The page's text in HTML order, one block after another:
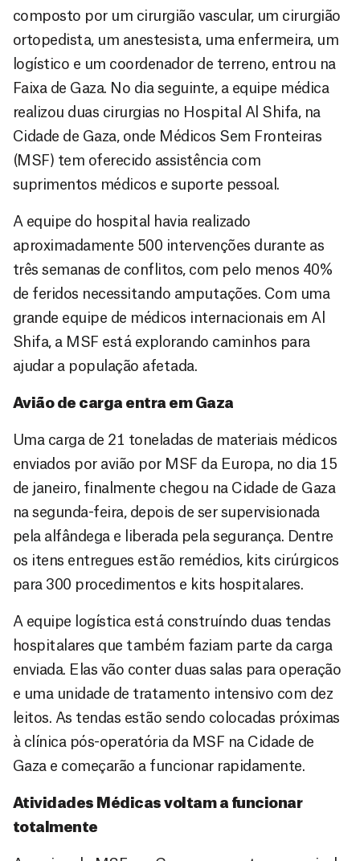
composto por um cirurgião vascular, um cirurgião
ortopedista, um anestesista, uma enfermeira, um
logístico e um coordenador de terreno, entrou na
Faixa de Gaza. No dia seguinte, a equipe médica
realizou duas cirurgias no Hospital Al Shifa, na
Cidade de Gaza, onde Médicos Sem Fronteiras
(MSF) tem oferecido assistência com
suprimentos médicos e suporte pessoal.
A equipe do hospital havia realizado
aproximadamente 500 intervenções durante as
três semanas de conflitos, com pelo menos 40%
de feridos necessitando amputações. Com uma
grande equipe de médicos internacionais em Al
Shifa, a MSF está explorando caminhos para
ajudar a população afetada.
Avião de carga entra em Gaza
Uma carga de 21 toneladas de materiais médicos
enviados por avião por MSF da Europa, no dia 15
de janeiro, finalmente chegou na Cidade de Gaza
na segunda-feira, depois de ser supervisionada
pela alfândega e liberada pela segurança. Dentre
os itens entregues estão remédios, kits cirúrgicos
para 300 procedimentos e kits hospitalares.
A equipe logística está construíndo duas tendas
hospitalares que também faziam parte da carga
enviada. Elas vão conter duas salas para operação
e uma unidade de tratamento intensivo com dez
leitos. As tendas estão sendo colocadas próximas
à clínica pós-operatória da MSF na Cidade de
Gaza e começarão a funcionar rapidamente.
Atividades Médicas voltam a funcionar
totalmente